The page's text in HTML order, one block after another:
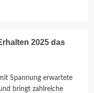
2025 das
Spannung erwartete
bringt zahlreiche